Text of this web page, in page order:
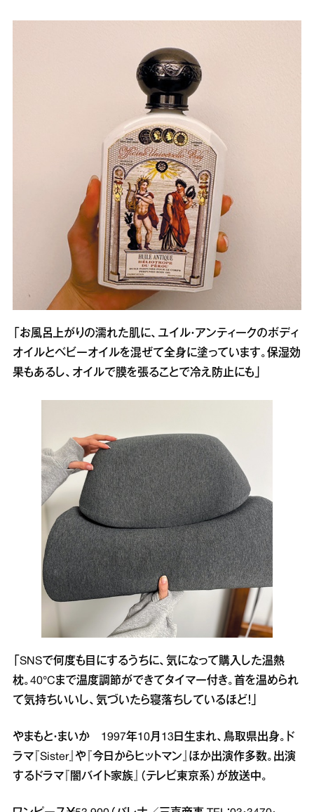
「お風呂上がりの濡れた肌に、ユイル・アンティークのボディ
オイルとベビーオイルを混ぜて全身に塗っています。保湿効
果もあるし、オイルで膜を張ることで冷え防止にも」
「SNSで何度も目にするうちに、気になって購入した温熱
枕。40°Cまで温度調節ができてタイマー付き。首を温められ
て気持ちいいし、気づいたら寝落ちしているほど！」
やまもと・まいか 1997年10月13日生まれ、鳥取県出身。ド
ラマ『Sister』や『今日からヒットマン』ほか出演作多数。出演
するドラマ『闇バイト家族』（テレビ東京系）が放送中。